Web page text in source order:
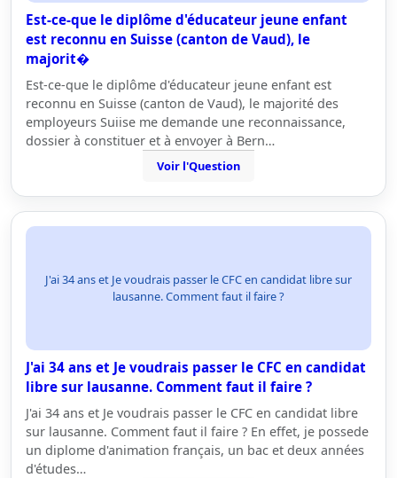
Est-ce-que le diplôme d'éducateur jeune enfant
est reconnu en Suisse (canton de Vaud), le
majorit�
Est-ce-que le diplôme d'éducateur jeune enfant est
reconnu en Suisse (canton de Vaud), le majorité des
employeurs Suiise me demande une reconnaissance,
dossier à constituer et à envoyer à Bern…
Voir l'Question
J'ai 34 ans et Je voudrais passer le CFC en candidat libre sur
lausanne. Comment faut il faire ?
J'ai 34 ans et Je voudrais passer le CFC en candidat
libre sur lausanne. Comment faut il faire ?
J'ai 34 ans et Je voudrais passer le CFC en candidat libre
sur lausanne. Comment faut il faire ? En effet, je possede
un diplome d'animation français, un bac et deux années
d'études…